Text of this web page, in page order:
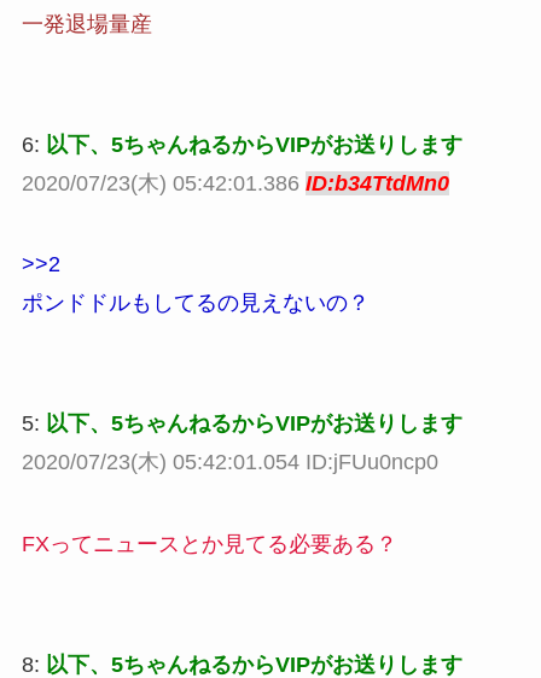
一発退場量産
6: 以下、5ちゃんねるからVIPがお送りします
2020/07/23(木) 05:42:01.386 ID:b34TtdMn0
>>2
ポンドドルもしてるの見えないの？
5: 以下、5ちゃんねるからVIPがお送りします
2020/07/23(木) 05:42:01.054 ID:jFUu0ncp0
FXってニュースとか見てる必要ある？
8: 以下、5ちゃんねるからVIPがお送りします